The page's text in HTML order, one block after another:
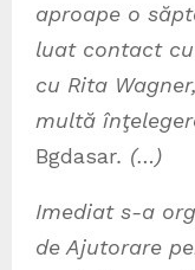
aproape o
luat contact cu
cu Rita
multă
Bgdasar. (…)
Imediat s-a
de Ajutorare